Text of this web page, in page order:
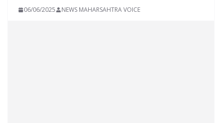
06/06/2025 NEWS MAHARSAHTRA VOICE